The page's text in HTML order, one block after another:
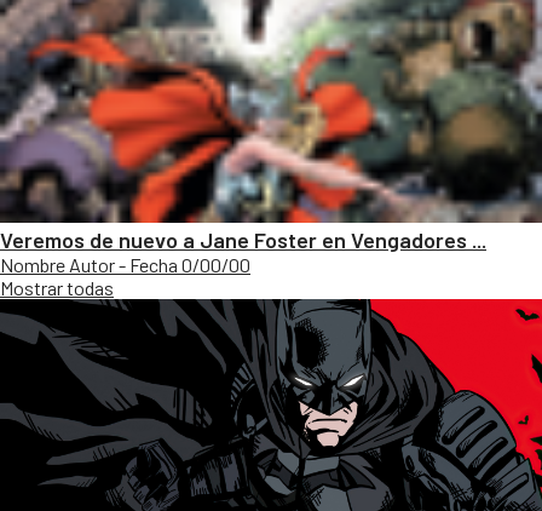
Veremos de nuevo a Jane Foster en Vengadores ...
Nombre Autor - Fecha 0/00/00
Mostrar todas